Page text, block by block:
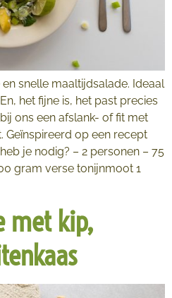
snelle maaltijdsalade. Ideaal
het fijne is, het past precies
ons een afslank- of fit met
op een recept
je nodig? – 2 personen – 75
gram verse tonijnmoot 1
met kip,